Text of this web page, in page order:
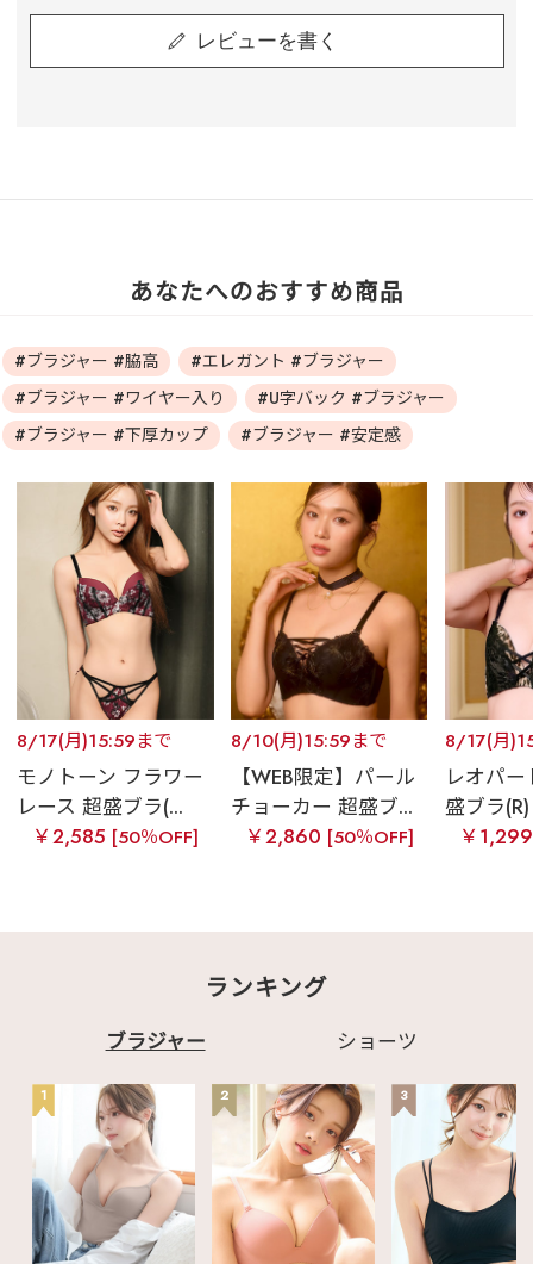
レビューを書く
あなたへのおすすめ商品
#ブラジャー #脇高
#エレガント #ブラジャー
#ブラジャー #ワイヤー入り
#U字バック #ブラジャー
#ブラジャー #下厚カップ
#ブラジャー #安定感
8/17(月)15:59まで
モノトーン フラワー
レース 超盛ブラ(...
￥2,585 [50％OFF]
8/10(月)15:59まで
【WEB限定】パール
チョーカー 超盛ブ...
￥2,860 [50％OFF]
8/17(月
レオパ
盛ブラ
￥
ランキング
ブラジャー ショーツ
1 2 3